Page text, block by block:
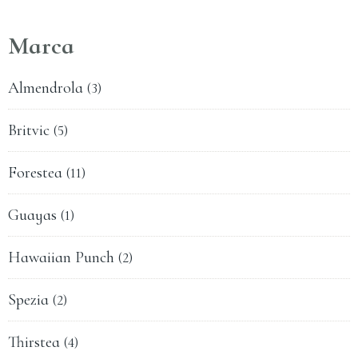
Marca
Almendrola (3)
Britvic (5)
Forestea (11)
Guayas (1)
Hawaiian Punch (2)
Spezia (2)
Thirstea (4)